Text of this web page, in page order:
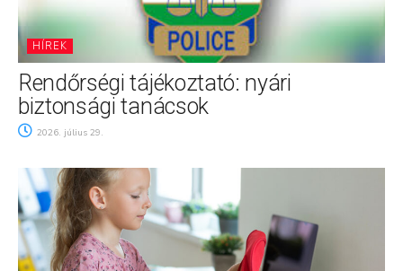
HÍREK
Rendőrségi tájékoztató: nyári
biztonsági tanácsok
2026. július 29.